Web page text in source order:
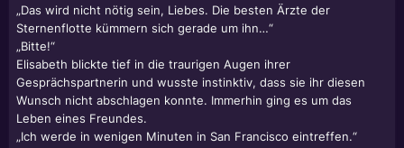
„Das wird nicht nötig sein, Liebes. Die besten Ärzte der
Sternenflotte kümmern sich gerade um ihn…“
„Bitte!“
Elisabeth blickte tief in die traurigen Augen ihrer
Gesprächspartnerin und wusste instinktiv, dass sie ihr diesen
Wunsch nicht abschlagen konnte. Immerhin ging es um das
Leben eines Freundes.
„Ich werde in wenigen Minuten in San Francisco eintreffen.“